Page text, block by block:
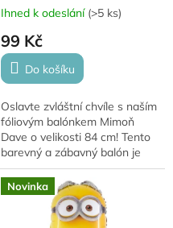
Ihned k odeslání (>5 ks)
99 Kč
Do košíku
Oslavte zvláštní chvíle s naším
fóliovým balónkem Mimoň
Dave o velikosti 84 cm! Tento
barevný a zábavný balón je
ideální pro dětské
narozeninové oslavy,
tematické akce nebo jako...
Novinka